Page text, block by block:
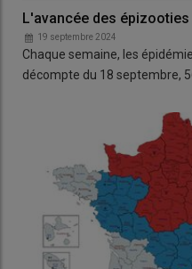
L'avancée des
19 septembre 2024
Chaque semaine, les
décompte du 18 septembre,